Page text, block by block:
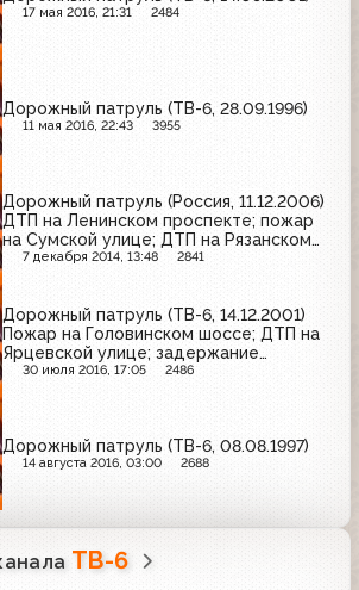
17 мая 2016, 21:31 2484
Дорожный патруль (ТВ-6, 28.09.1996)
11 мая 2016, 22:43 3955
Дорожный патруль (Россия, 11.12.2006)
ДТП на Ленинском проспекте; пожар
на Сумской улице; ДТП на Рязанском
проспекте
7 декабря 2014, 13:48 2841
Дорожный патруль (ТВ-6, 14.12.2001)
Пожар на Головинском шоссе; ДТП на
Ярцевской улице; задержание
подозреваемых в разбойном
30 июля 2016, 17:05 2486
Дорожный патруль (ТВ-6, 08.08.1997)
14 августа 2016, 03:00 2688
ТВ-6